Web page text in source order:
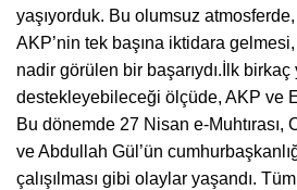
yaşıyorduk. Bu olumsuz
AKP’nin tek başına iktidara
nadir görülen bir başarıydı. İlk
destekleyebileceği ölçüde, AKP ve
Bu dönemde 27 Nisan e-Muhtırası,
ve Abdullah Gül’ün
çalışılması gibi olaylar yaşandı.